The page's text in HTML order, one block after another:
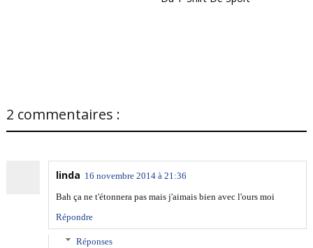
2 commentaires :
linda 16 novembre 2014 à 21:36
Bah ça ne t'étonnera pas mais j'aimais bien avec l'ours moi
Répondre
Réponses